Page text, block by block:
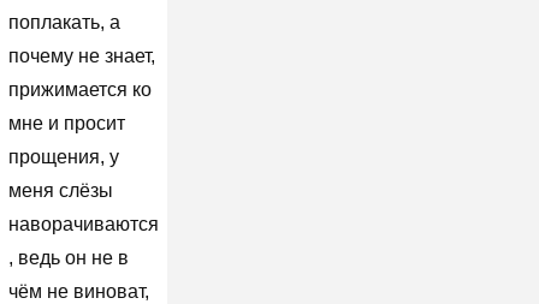
поплакать, а
почему не знает,
прижимается ко
мне и просит
прощения, у
меня слёзы
наворачиваются
, ведь он не в
чём не виноват,